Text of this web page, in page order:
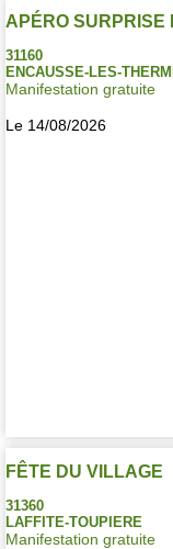
APÉRO SURPRISE
31160
ENCAUSSE-LES-
Manifestation gratuite
Le 14/08/2026
FÊTE DU VILLAGE
31360
LAFFITE-TOUPIERE
Manifestation gratuite